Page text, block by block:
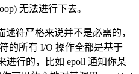
无法进行下去。
符严格来说并不是必需的，
的所有 I/O 操作全都是基于
进行的，比如 epoll 通知你某